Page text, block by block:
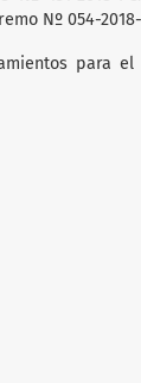
Nº 054-2018-
para